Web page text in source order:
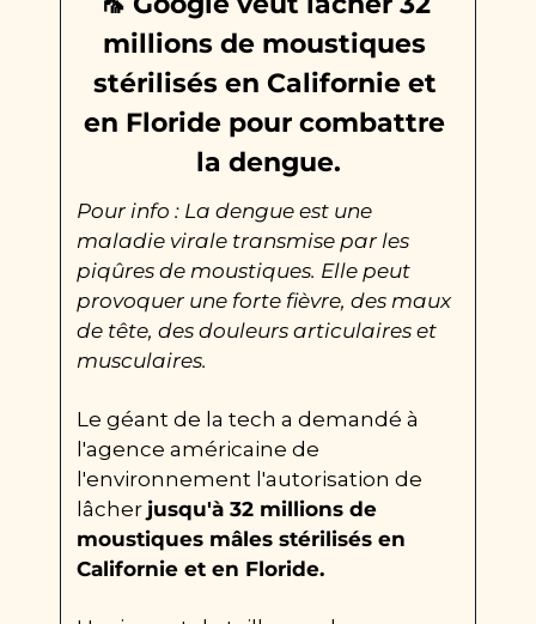
millions de moustiques
stérilisés en Californie et
en Floride pour combattre
la dengue.
Pour info : La dengue est une
maladie virale transmise par les
piqûres de moustiques. Elle peut
provoquer une forte fièvre, des maux
de tête, des douleurs articulaires et
musculaires.
Le géant de la tech a demandé à
l'agence américaine de
l'environnement l'autorisation de
lâcher jusqu'à 32 millions de
moustiques mâles stérilisés en
Californie et en Floride.